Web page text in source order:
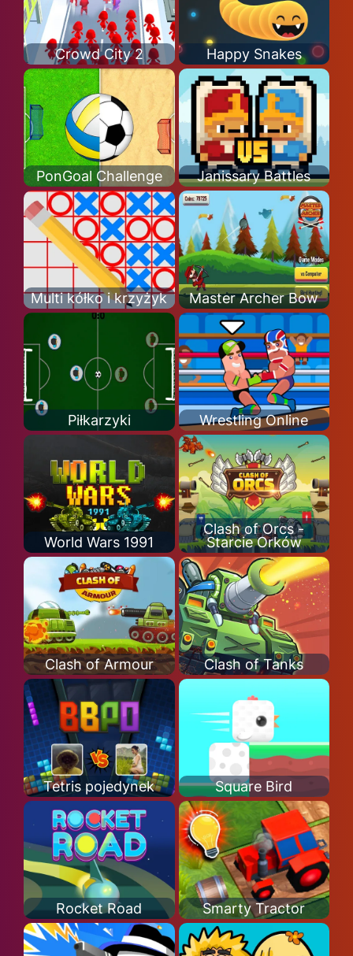
Crowd City 2 Happy Snakes
PonGoal Challenge Janissary Battles
Multi kółko i krzyżyk Master Archer Bow
Piłkarzyki Wrestling Online
World Wars 1991
Clash of Orcs -
Starcie Orków
Clash of Armour Clash of Tanks
Tetris pojedynek Square Bird
Rocket Road Smarty Tractor